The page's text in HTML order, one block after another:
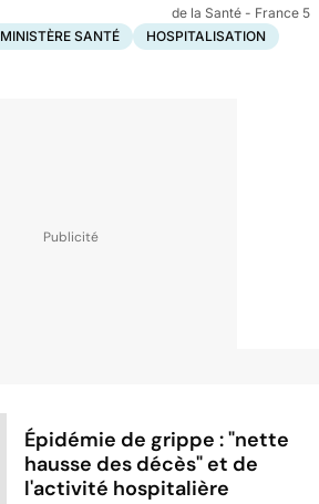
de la Santé - France 5
MINISTÈRE SANTÉ
HOSPITALISATION
Épidémie de grippe : "nette
hausse des décès" et de
l'activité hospitalière